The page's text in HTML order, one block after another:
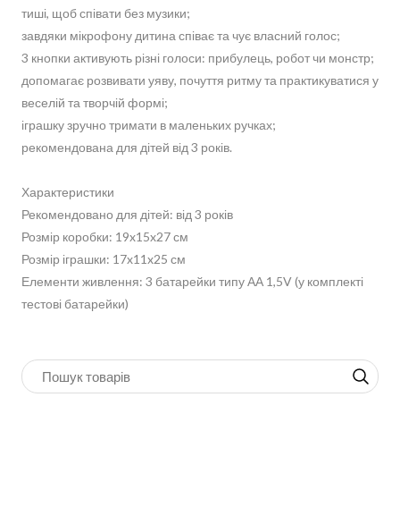
тиші, щоб співати без музики;
завдяки мікрофону дитина співає та чує власний голос;
3 кнопки активують різні голоси: прибулець, робот чи монстр;
допомагає розвивати уяву, почуття ритму та практикуватися у
веселій та творчій формі;
іграшку зручно тримати в маленьких ручках;
рекомендована для дітей від 3 років.
Характеристики
Рекомендовано для дітей: від 3 років
Розмір коробки: 19x15x27 см
Розмір іграшки: 17x11x25 см
Елементи живлення: 3 батарейки типу АА 1,5V (у комплекті
тестові батарейки)